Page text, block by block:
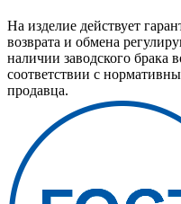
На изделие действует
возврата и обмена
наличии заводского брака
соответствии с
продавца.